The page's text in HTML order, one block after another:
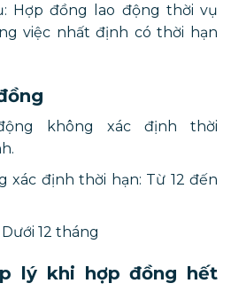
Hợp đồng lao động thời vụ
việc nhất định có thời hạn
không xác định thời
xác định thời hạn: Từ 12 đến
12 tháng
lý khi hợp đồng hết